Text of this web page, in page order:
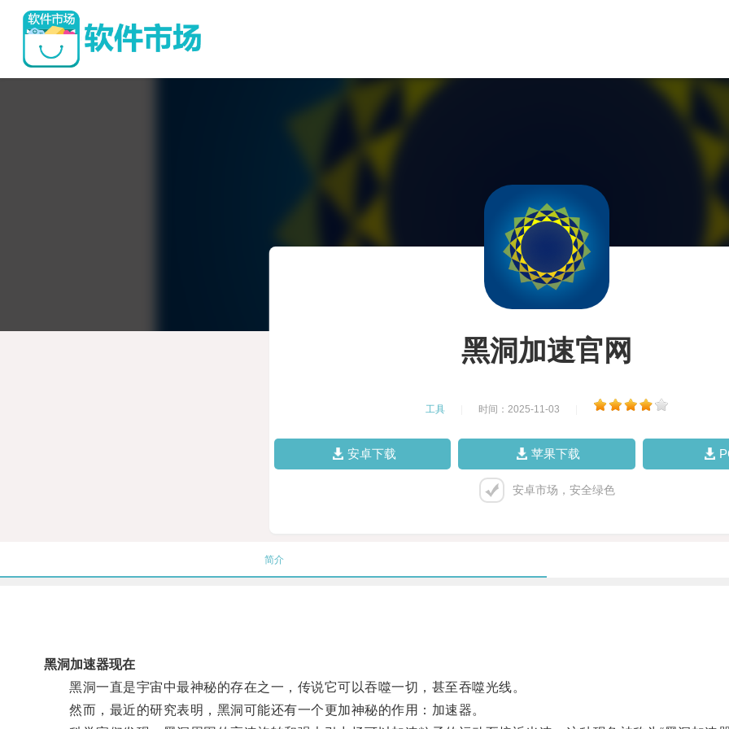
黑洞加速官网
工具 时间：2025-11-03
安卓下载 苹果下载
安卓市场，安全绿色
简介
黑洞加速器现在
黑洞一直是宇宙中最神秘的存在之一，传说它可以吞噬一切，甚至吞噬光线。
然而，最近的研究表明，黑洞可能还有一个更加神秘的作用：加速器。